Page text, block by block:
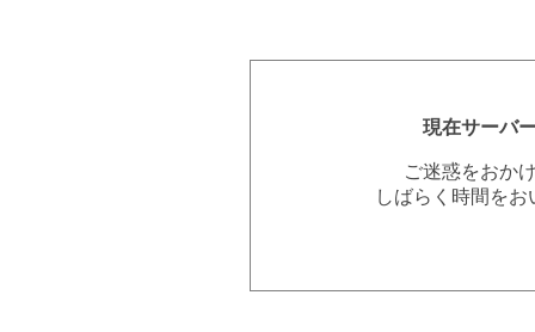
現在サーバ
ご迷惑をおか
しばらく時間を